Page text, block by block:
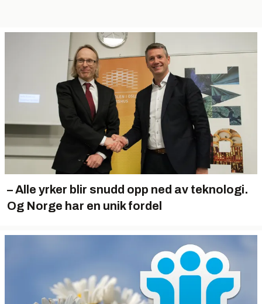
– Alle yrker blir snudd opp ned av teknologi.
Og Norge har en unik fordel